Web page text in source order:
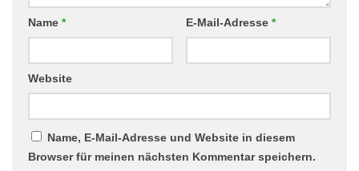
Name * E-Mail-Adresse *
Website
Name, E-Mail-Adresse und Website in diesem
Browser für meinen nächsten Kommentar speichern.